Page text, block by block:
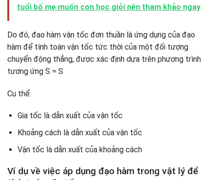
tuổi bố mẹ muốn con học giỏi nên tham khảo ngay
Do đó, đạo hàm vận tốc đơn thuần là ứng dụng của đạo
hàm để tính toán vận tốc tức thời của một đối tượng
chuyển động thẳng, được xác định dựa trên phương trình
tương ứng S = S
Cụ thể:
Gia tốc là dẫn xuất của vận tốc
Khoảng cách là dẫn xuất của vận tốc
Vận tốc là dẫn xuất của khoảng cách
Ví dụ về việc áp dụng đạo hàm trong vật lý để